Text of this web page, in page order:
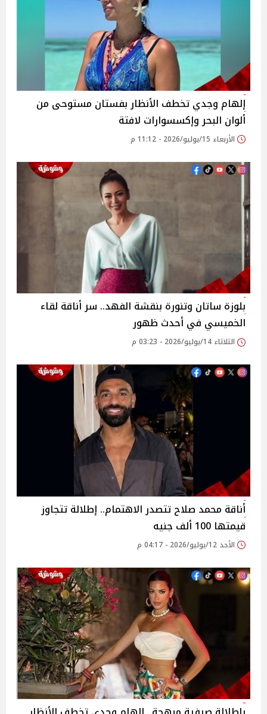
إلهام وجدي تخطف الأنظار بفستان مستوحى من
ألوان البحر وإكسسوارات لافتة
الأربعاء 15/يوليو/2026 - 11:12 م
بلوزة ساتان وتنورة بنقشة الفهد.. سر أناقة لقاء
الخميسي في أحدث ظهور
الثلاثاء 14/يوليو/2026 - 03:23 م
أناقة محمد صلاح تتصدر الاهتمام.. إطلالة تتجاوز
قيمتها 100 ألف جنيه
الأحد 12/يوليو/2026 - 04:17 م